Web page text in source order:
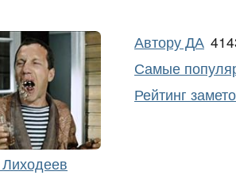
Автору ДА
Самые
Рейтинг